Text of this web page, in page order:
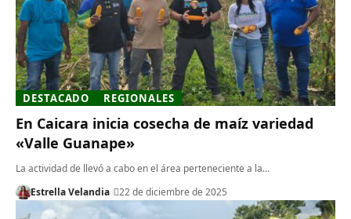
DESTACADO REGIONALES
En Caicara inicia cosecha de maíz variedad
«Valle Guanape»
La actividad de llevó a cabo en el área perteneciente a la…
Estrella Velandia
22 de diciembre de 2025